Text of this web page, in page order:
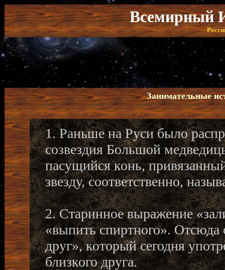
Всемирный
Занимательные
1. Раньше на Руси было
созвездия Большой
пасущийся конь,
звезду, соответственно,
2. Старинное выражение
«выпить спиртного». Отсюда
друг», который сегодня
близкого друга.